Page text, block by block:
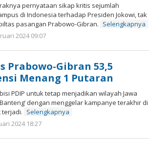
pernyataan sikap kritis sejumlah
di Indonesia terhadap Presiden Jokowi, tak
pasangan Prabowo-Gibran. Selengkapnya
2024 09:07
Jackson
Prabowo-Gibran 53,5
Menang 1 Putaran
PDIP untuk tetap menjadikan wilayah Jawa
dengan menggelar kampanye terakhir di
terjadi. Selengkapnya
2024 18:27
Jackson